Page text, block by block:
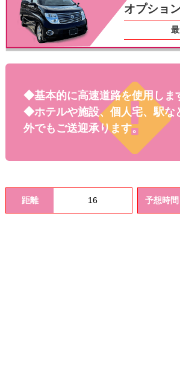
そ
料
オプション
◆基本的に高速道路を使用しま
◆ホテルや施設、個人宅、駅な
外でもご送迎承ります。
距離 16 予想時間